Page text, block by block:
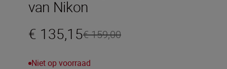
van Nikon
€ 135,15€ 159,00
Niet op voorraad